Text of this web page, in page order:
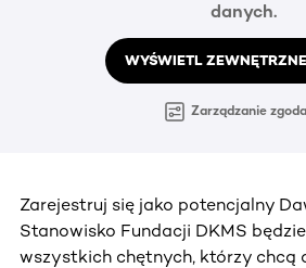
danych.
WYŚWIETL
Zarządzanie
Zarejestruj się jako potencjalny
Stanowisko Fundacji DKMS
wszystkich chętnych, którzy chcą